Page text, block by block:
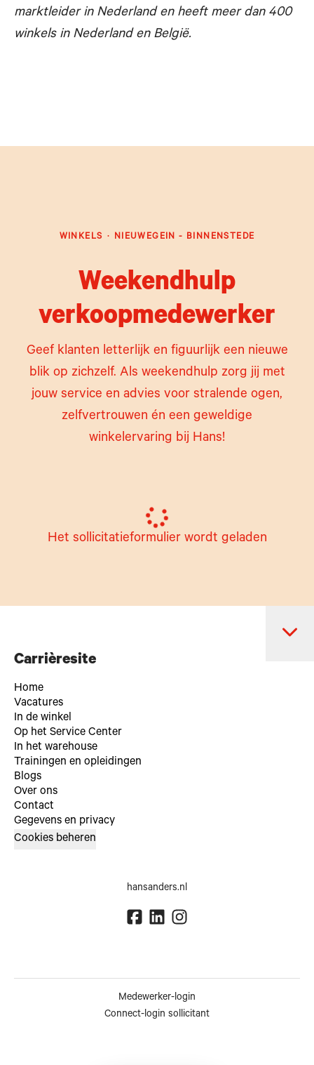
marktleider in Nederland en heeft meer dan 400
winkels in Nederland en België.
WINKELS · NIEUWEGEIN - BINNENSTEDE
Weekendhulp
verkoopmedewerker
Geef klanten letterlijk en figuurlijk een nieuwe
blik op zichzelf. Als weekendhulp zorg jij met
jouw service en advies voor stralende ogen,
zelfvertrouwen én een geweldige
winkelervaring bij Hans!
Het sollicitatieformulier wordt geladen
Carrièresite
Home
Vacatures
In de winkel
Op het Service Center
In het warehouse
Trainingen en opleidingen
Blogs
Over ons
Contact
Gegevens en privacy
Cookies beheren
hansanders.nl
Medewerker-login
Connect-login sollicitant